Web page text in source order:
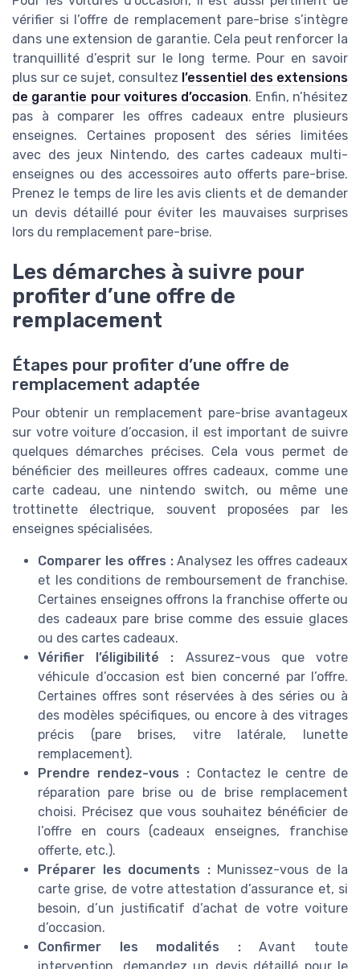
vérifier si l’offre de remplacement pare-brise s’intègre
dans une extension de garantie. Cela peut renforcer la
tranquillité d’esprit sur le long terme. Pour en savoir
plus sur ce sujet, consultez l’essentiel des extensions
de garantie pour voitures d’occasion. Enfin, n’hésitez
pas à comparer les offres cadeaux entre plusieurs
enseignes. Certaines proposent des séries limitées
avec des jeux Nintendo, des cartes cadeaux multi-
enseignes ou des accessoires auto offerts pare-brise.
Prenez le temps de lire les avis clients et de demander
un devis détaillé pour éviter les mauvaises surprises
lors du remplacement pare-brise.
Les démarches à suivre pour
profiter d’une offre de
remplacement
Étapes pour profiter d’une offre de
remplacement adaptée
Pour obtenir un remplacement pare-brise avantageux
sur votre voiture d’occasion, il est important de suivre
quelques démarches précises. Cela vous permet de
bénéficier des meilleures offres cadeaux, comme une
carte cadeau, une nintendo switch, ou même une
trottinette électrique, souvent proposées par les
enseignes spécialisées.
Comparer les offres :Analysez les offres cadeaux
et les conditions de remboursement de franchise.
Certaines enseignes offrons la franchise offerte ou
des cadeaux pare brise comme des essuie glaces
ou des cartes cadeaux.
Vérifier l’éligibilité : Assurez-vous que votre
véhicule d’occasion est bien concerné par l’offre.
Certaines offres sont réservées à des séries ou à
des modèles spécifiques, ou encore à des vitrages
précis (pare brises, vitre latérale, lunette
remplacement).
Prendre rendez-vous :Contactez le centre de
réparation pare brise ou de brise remplacement
choisi. Précisez que vous souhaitez bénéficier de
l’offre en cours (cadeaux enseignes, franchise
offerte, etc.).
Préparer les documents :Munissez-vous de la
carte grise, de votre attestation d’assurance et, si
besoin, d’un justificatif d’achat de votre voiture
d’occasion.
Confirmer les modalités :Avant toute